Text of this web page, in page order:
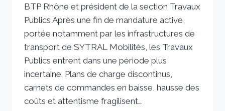
BTP Rhône et président de la section Travaux
Publics Après une fin de mandature active,
portée notamment par les infrastructures de
transport de SYTRAL Mobilités, les Travaux
Publics entrent dans une période plus
incertaine. Plans de charge discontinus,
carnets de commandes en baisse, hausse des
coûts et attentisme fragilisent…